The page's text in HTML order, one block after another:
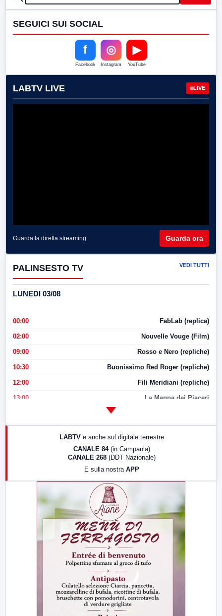
SEGUICI SUI SOCIAL
f
Facebook
◎
Instagram
▶
YouTube
LABTV LIVE LIVE
Guarda la diretta streaming Guarda ora
PALINSESTO TV VEDI TUTTI
LUNEDI 03/08
00:00 FabLab (replica)
02:00 Nouvelle Vouge (Film)
09:00 Rosso e Nero (repliche)
10:30 Buonissimo Red Roger (repliche)
12:00 Fili Meridiani (repliche)
13:00 La Mappa dei Piaceri
17:00 LabNews (replica)
LABTV e anche sul digitale terrestre
CANALE 84 (in Campania)
CANALE 268 (DDT Nazionale)
E sulla nostra APP